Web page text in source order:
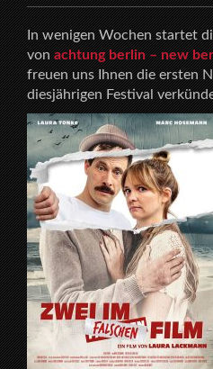
In wenigen Wochen startet
vonachtung berlin – new
freuen uns Ihnen die ersten
diesjährigen Festival